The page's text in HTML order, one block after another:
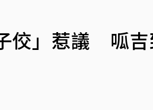
佼」惹議 呱